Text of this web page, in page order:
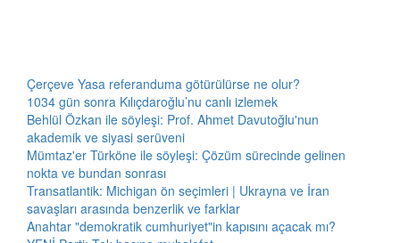
Çerçeve Yasa referanduma götürülürse ne olur?
1034 gün sonra Kılıçdaroğlu’nu canlı izlemek
Behlül Özkan ile söyleşi: Prof. Ahmet Davutoğlu'nun
akademik ve siyasi serüveni
Mümtaz'er Türköne ile söyleşi: Çözüm sürecinde gelinen
nokta ve bundan sonrası
Transatlantik: Michigan ön seçimleri | Ukrayna ve İran
savaşları arasında benzerlik ve farklar
Anahtar "demokratik cumhuriyet"in kapısını açacak mı?